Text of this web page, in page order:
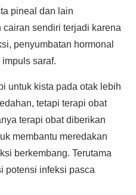
pineal dan lain
sendiri terjadi karena
penyumbatan hormonal
saraf.
untuk kista pada otak lebih
tetapi terapi obat
terapi obat diberikan
membantu meredakan
berkembang. Terutama
potensi infeksi pasca